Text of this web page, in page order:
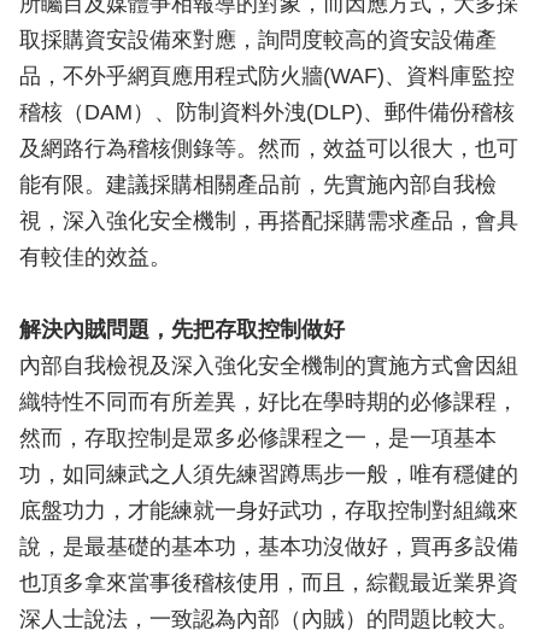
取採購資安設備來對應，詢問度較高的資安設備產
品，不外乎網頁應用程式防火牆(WAF)、資料庫監控
稽核（DAM）、防制資料外洩(DLP)、郵件備份稽核
及網路行為稽核側錄等。然而，效益可以很大，也可
能有限。建議採購相關產品前，先實施內部自我檢
視，深入強化安全機制，再搭配採購需求產品，會具
有較佳的效益。
解決內賊問題，先把存取控制做好
內部自我檢視及深入強化安全機制的實施方式會因組
織特性不同而有所差異，好比在學時期的必修課程，
然而，存取控制是眾多必修課程之一，是一項基本
功，如同練武之人須先練習蹲馬步一般，唯有穩健的
底盤功力，才能練就一身好武功，存取控制對組織來
說，是最基礎的基本功，基本功沒做好，買再多設備
也頂多拿來當事後稽核使用，而且，綜觀最近業界資
深人士說法，一致認為內部（內賊）的問題比較大。